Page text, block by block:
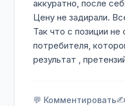
аккуратно, после
Цену не задирали.
Так что с позиции
потребителя,
результат ,
💬 Комментировать✍️